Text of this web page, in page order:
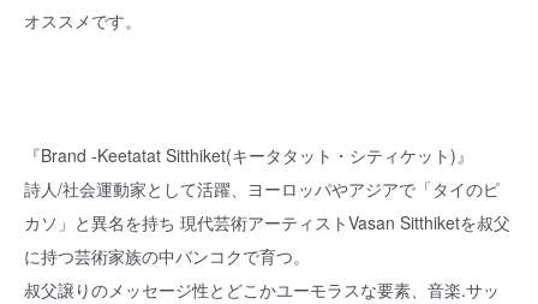
オススメです。
『Brand -Keetatat Sitthiket(キータタット・シティケット)』
詩人/社会運動家として活躍、ヨーロッパやアジアで「タイのピ
カソ」と異名を持ち 現代芸術アーティストVasan Sitthiketを叔父
に持つ芸術家族の中バンコクで育つ。
叔父譲りのメッセージ性とどこかユーモラスな要素、音楽.サッ